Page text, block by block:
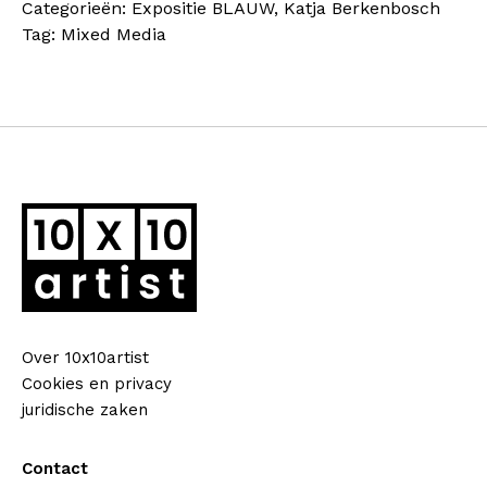
4
aantal
Categorieën: Expositie BLAUW, Katja Berkenbosch
Tag: Mixed Media
Over 10x10artist
Cookies en privacy
juridische zaken
Contact